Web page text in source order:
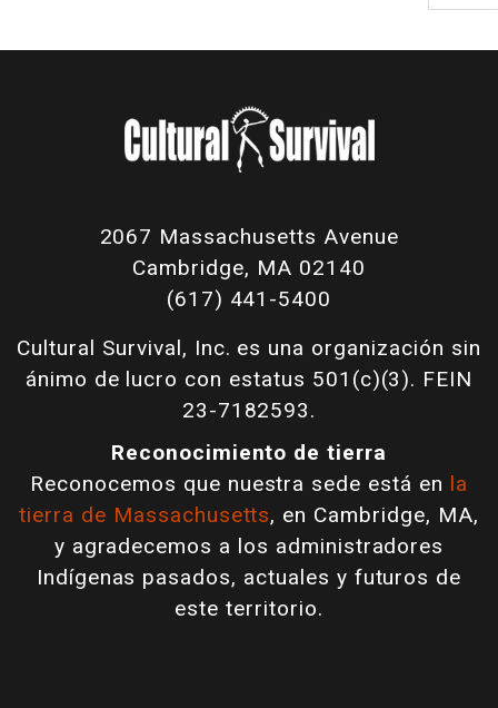
2067 Massachusetts Avenue
Cambridge, MA 02140
(617) 441-5400
Cultural Survival, Inc. es una organización sin
ánimo de lucro con estatus 501(c)(3). FEIN
23-7182593.
Reconocimiento de tierra
Reconocemos que nuestra sede está en la
tierra de Massachusetts, en Cambridge, MA,
y agradecemos a los administradores
Indígenas pasados, actuales y futuros de
este territorio.